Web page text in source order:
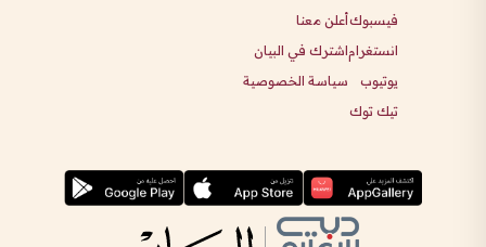
فيسبوك
انستغرام
يوتيوب
تيك توك
أعلن معنا
اشترك في البيان
سياسة الخصوصية